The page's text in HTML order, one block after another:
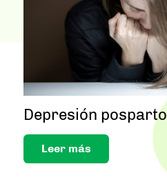
Depresión posparto
Leer más